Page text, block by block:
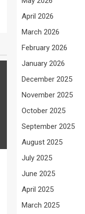
April 2026
March 2026
February 2026
January 2026
December 2025
November 2025
October 2025
September 2025
August 2025
July 2025
June 2025
April 2025
March 2025